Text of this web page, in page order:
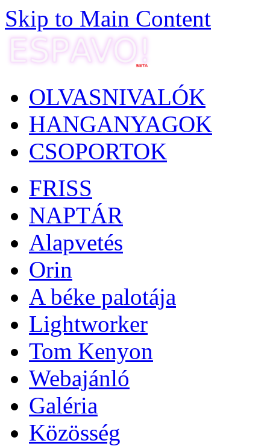
Skip to Main Content
OLVASNIVALÓK
HANGANYAGOK
CSOPORTOK
FRISS
NAPTÁR
Alapvetés
Orin
A béke palotája
Lightworker
Tom Kenyon
Webajánló
Galéria
Közösség